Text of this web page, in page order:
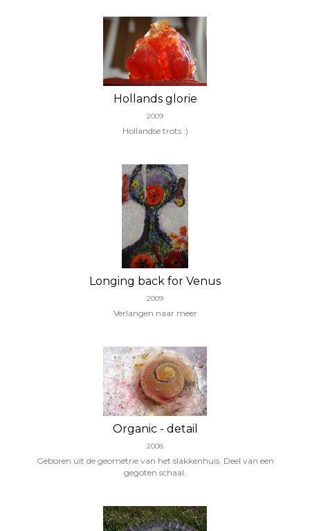
Hollands glorie
2009
Hollandse trots :)
Longing back for Venus
2009
Verlangen naar meer
Organic - detail
2008
Geboren uit de geometrie van het slakkenhuis. Deel van een
gegoten schaal.